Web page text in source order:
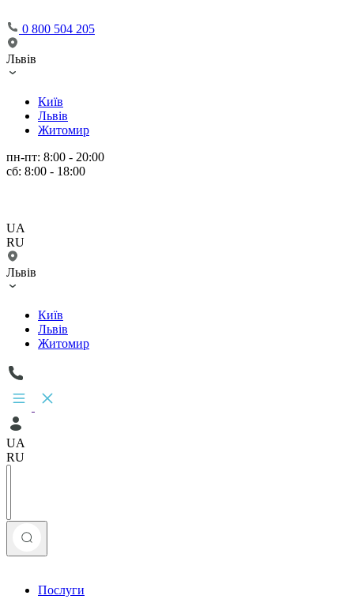
0 800 504 205
Львів
Київ
Львів
Житомир
пн-пт: 8:00 - 20:00
сб: 8:00 - 18:00
UA
RU
Львів
Київ
Львів
Житомир
UA
RU
Послуги